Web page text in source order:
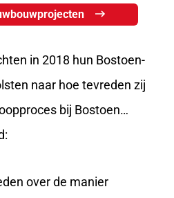
in 2018 hun Bostoen-
naar hoe tevreden zij
bij Bostoen…
over de manier